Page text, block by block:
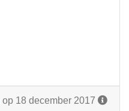
op 18 december 2017